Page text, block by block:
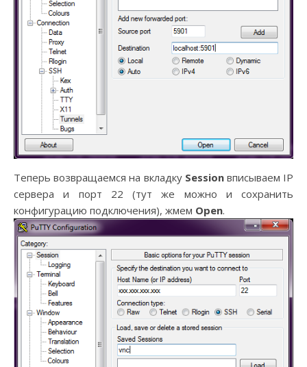
Теперь возвращаемся на вкладку Sessionвписываем IP
сервера и порт 22 (тут же можно и сохранить
конфигурацию подключения), жмем Open.